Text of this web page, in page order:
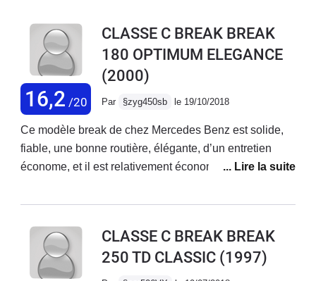
16,2 /20
CLASSE C BREAK BREAK
180 OPTIMUM ELEGANCE
(2000)
Par §zyg450sb le 19/10/2018
Ce modèle break de chez Mercedes Benz est solide,
fiable, une bonne routière, élégante, d’un entretien
économe, et il est relativement économe dans sa
sur grande route. Propriétaire de cette voiture depuis
CLASSE C BREAK BREAK
250 TD CLASSIC (1997)